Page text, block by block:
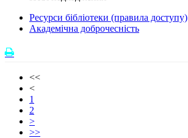
Ресурси бібліотеки (правила доступу)
Академічна доброчесність
<<
<
1
2
>
>>